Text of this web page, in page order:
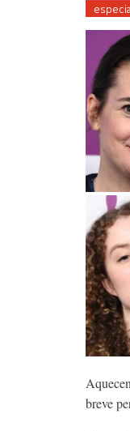
breve